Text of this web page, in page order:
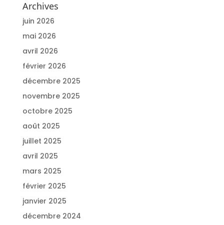
Archives
juin 2026
mai 2026
avril 2026
février 2026
décembre 2025
novembre 2025
octobre 2025
août 2025
juillet 2025
avril 2025
mars 2025
février 2025
janvier 2025
décembre 2024